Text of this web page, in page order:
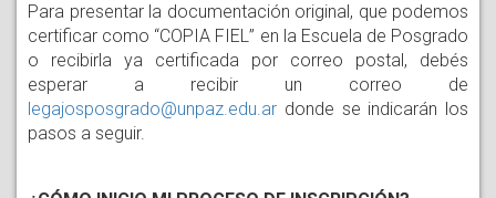
Para presentar la documentación original, que podemos
certificar como “COPIA FIEL” en la Escuela de Posgrado
o recibirla ya certificada por correo postal, debés
legajosposgrado@unpaz.edu.ar donde se indicarán los
pasos a seguir.